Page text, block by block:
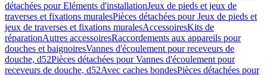
détachées pour Eléments d'installationJeux de pieds et jeux de
traverses et fixations muralesPièces détachées pour Jeux de pieds et
jeux de traverses et fixations muralesAccessoiresKits de
réparationAutres accessoiresRaccordements aux appareils pour
douches et baignoiresVannes d'écoulement pour receveurs de
douche, d52Pièces détachées pour Vannes d'écoulement pour
receveurs de douche, d52Avec caches bondesPièces détachées pour